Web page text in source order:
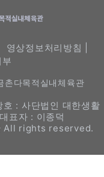
영상정보처리방침 |
다목적실내체육관
: 사단법인 대한생활
표자 : 이종덕
All rights reserved.